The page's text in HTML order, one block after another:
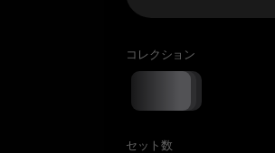
コレクション
セット数